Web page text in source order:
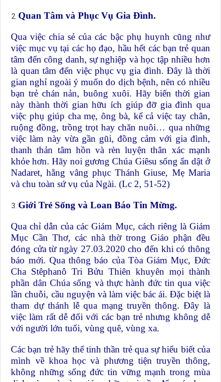
Quan Tâm và Phục Vụ Gia Đình.
Qua việc chia sẻ của các bậc phụ huynh cũng như
việc mục vụ tại các họ đạo, hầu hết các bạn trẻ quan
tâm đến công danh, sự nghiệp và học tập nhiều hơn
là quan tâm đến việc phục vụ gia đình. Đây là thời
gian nghỉ ngoài ý muốn do dịch bệnh, nên có nhiều
bạn trẻ chán nản, buông xuôi. Hãy biến thời gian
này thành thời gian hữu ích giúp đỡ gia đình qua
việc phụ giúp cha mẹ, ông bà, kể cả việc tay chân,
ruộng đồng, trồng trọt hay chăn nuôi… qua những
việc làm này vừa gần gũi, đồng cảm với gia đình,
thanh thản tâm hồn và rèn luyện thân xác mạnh
khỏe hơn. Hãy noi gương Chúa Giêsu sống ẩn dật ở
Nadaret, hằng vâng phục Thánh Giuse, Mẹ Maria
và chu toàn sứ vụ của Ngài. (Lc 2, 51-52)
Giới Trẻ Sống và Loan Báo Tin Mừng.
Qua chỉ dẫn của các Giám Mục, cách riêng là Giám
Mục Cần Thơ, các nhà thờ trong Giáo phận đều
đóng cửa từ ngày 27.03.2020 cho đến khi có thông
báo mới. Qua thông báo của Tòa Giám Mục, Đức
Cha Stêphanô Tri Bửu Thiên khuyên mọi thành
phần dân Chúa sống và thực hành đức tin qua việc
lần chuỗi, cầu nguyện và làm việc bác ái. Đặc biệt là
tham dự thánh lễ qua mạng truyền thông. Đây là
việc làm rất dễ đối với các bạn trẻ nhưng không dễ
với người lớn tuổi, vùng quê, vùng xa.
Các bạn trẻ hãy thể tinh thần trẻ qua sự hiểu biết của
mình về khoa học và phương tiện truyền thông,
không những sống đức tin vững mạnh trong mùa